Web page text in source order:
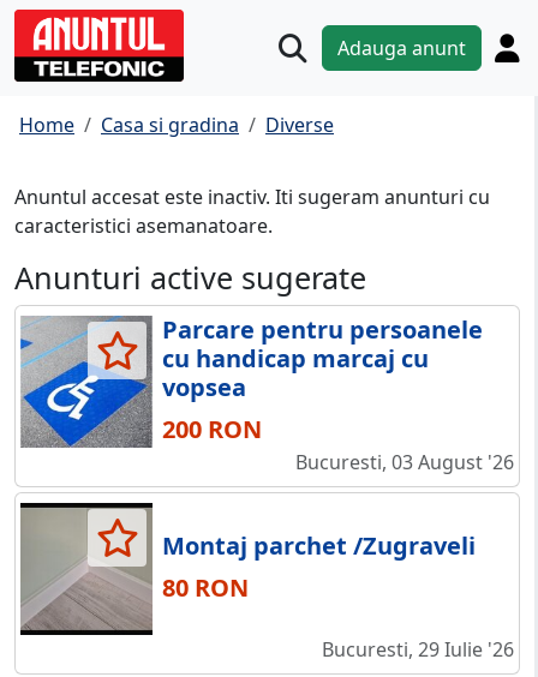
Adauga anunt
Home Casa si gradina Diverse
Anuntul accesat este inactiv. Iti sugeram anunturi cu
caracteristici asemanatoare.
Anunturi active sugerate
Parcare pentru persoanele
cu handicap marcaj cu
vopsea
200 RON
Bucuresti, 03 August '26
Montaj parchet /Zugraveli
80 RON
Bucuresti, 29 Iulie '26